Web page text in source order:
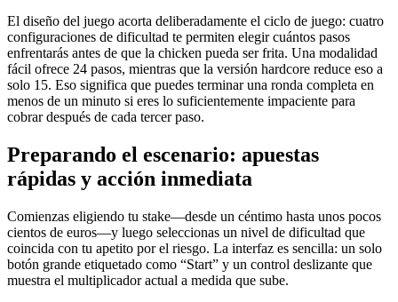
El diseño del juego acorta deliberadamente el ciclo de juego: cuatro
configuraciones de dificultad te permiten elegir cuántos pasos
enfrentarás antes de que la chicken pueda ser frita. Una modalidad
fácil ofrece 24 pasos, mientras que la versión hardcore reduce eso a
solo 15. Eso significa que puedes terminar una ronda completa en
menos de un minuto si eres lo suficientemente impaciente para
cobrar después de cada tercer paso.
Preparando el escenario: apuestas
rápidas y acción inmediata
Comienzas eligiendo tu stake—desde un céntimo hasta unos pocos
cientos de euros—y luego seleccionas un nivel de dificultad que
coincida con tu apetito por el riesgo. La interfaz es sencilla: un solo
botón grande etiquetado como “Start” y un control deslizante que
muestra el multiplicador actual a medida que sube.